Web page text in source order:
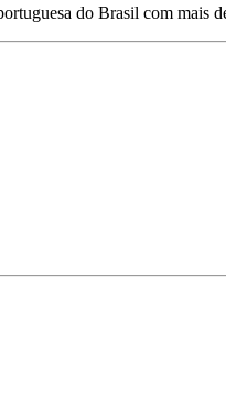
do Brasil com mais